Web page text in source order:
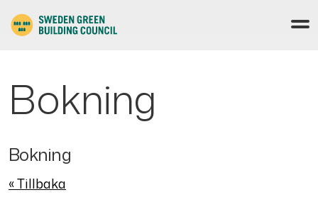
Bokning
Bokning
« Tillbaka